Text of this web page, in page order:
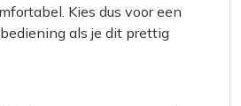
Kies dus voor een
als je dit prettig